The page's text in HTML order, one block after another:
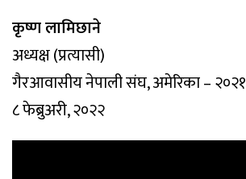
कृष्ण लामिछाने
अध्यक्ष (प्रत्यासी)
गैरआवासीय नेपाली संघ, अमेरिका – २०२१
८ फेब्रुअरी, २०२२